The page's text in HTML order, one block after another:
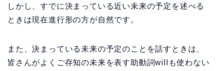
しかし、すでに決まっている近い未来の予定を述べる
ときは現在進行形の方が自然です。
また、決まっている未来の予定のことを話すときは、
皆さんがよくご存知の未来を表す助動詞willも使わない